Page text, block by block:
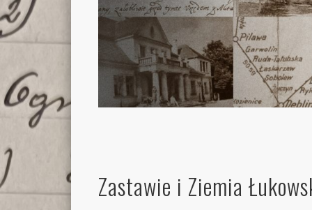
Zastawie i Ziemia